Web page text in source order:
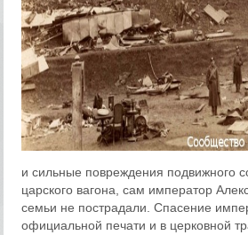
и сильные повреждения подвижного
царского вагона, сам император
семьи не пострадали. Спасение
официальной печати и в церковной